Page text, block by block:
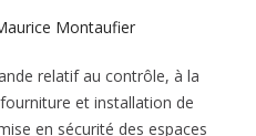
Montaufier
relatif au contrôle, à la
et installation de
en sécurité des espaces